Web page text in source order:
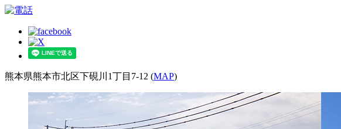
熊本県熊本市北区下硯川1丁目7-12 (MAP)